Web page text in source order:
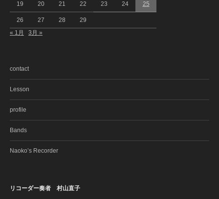
19 20 21 22 23 24 25
26 27 28 29
« 1月 3月 »
contact
Lesson
profile
Bands
Naoko’s Recorder
リコーダー奏者 村山直子